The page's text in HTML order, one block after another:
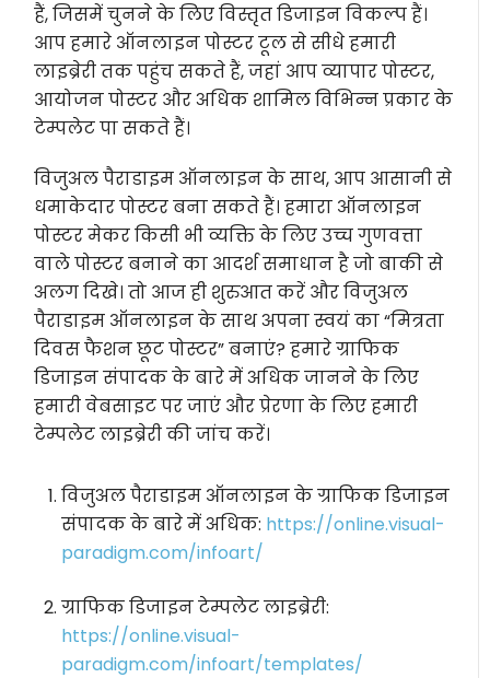
हैं, जिसमें चुनने के लिए विस्तृत डिजाइन विकल्प हैं।
आप हमारे ऑनलाइन पोस्टर टूल से सीधे हमारी
लाइब्रेरी तक पहुंच सकते हैं, जहां आप व्यापार पोस्टर,
आयोजन पोस्टर और अधिक शामिल विभिन्न प्रकार के
टेम्पलेट पा सकते हैं।
विजुअल पैराडाइम ऑनलाइन के साथ, आप आसानी से
धमाकेदार पोस्टर बना सकते हैं। हमारा ऑनलाइन
पोस्टर मेकर किसी भी व्यक्ति के लिए उच्च गुणवत्ता
वाले पोस्टर बनाने का आदर्श समाधान है जो बाकी से
अलग दिखे। तो आज ही शुरुआत करें और विजुअल
पैराडाइम ऑनलाइन के साथ अपना स्वयं का “मित्रता
दिवस फैशन छूट पोस्टर” बनाएं? हमारे ग्राफिक
डिजाइन संपादक के बारे में अधिक जानने के लिए
हमारी वेबसाइट पर जाएं और प्रेरणा के लिए हमारी
टेम्पलेट लाइब्रेरी की जांच करें।
विजुअल पैराडाइम ऑनलाइन के ग्राफिक डिजाइन
संपादक के बारे में अधिक: https://online.visual-
paradigm.com/infoart/
ग्राफिक डिजाइन टेम्पलेट लाइब्रेरी:
https://online.visual-
paradigm.com/infoart/templates/